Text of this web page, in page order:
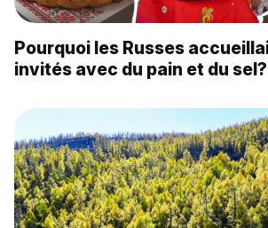
Pourquoi les Russes
invités avec du pain et du